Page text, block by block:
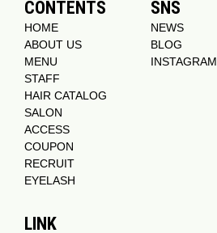
CONTENTS
HOME
ABOUT US
MENU
STAFF
HAIR CATALOG
SALON
ACCESS
COUPON
RECRUIT
EYELASH
SNS
NEWS
BLOG
INSTAGRAM
LINK